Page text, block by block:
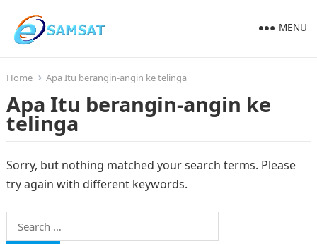
MENU
Home Apa Itu berangin-angin ke telinga
Apa Itu berangin-angin ke
telinga
Sorry, but nothing matched your search terms. Please
try again with different keywords.
Search
for: